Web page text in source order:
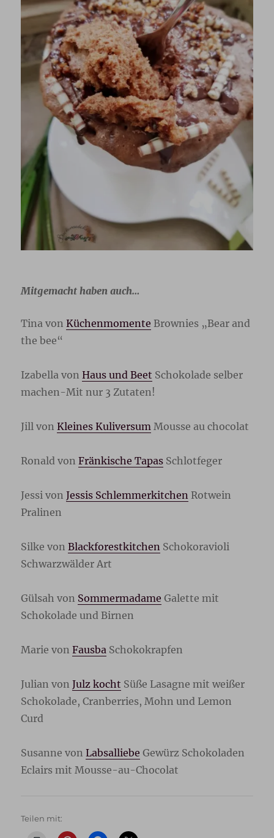
Mitgemacht haben auch…
Tina vonKüchenmomente Brownies „Bear and
the bee“
Izabella von Haus und Beet Schokolade selber
machen-Mit nur 3 Zutaten!
Jill vonKleines Kuliversum Mousse au chocolat
Ronald vonFränkische Tapas Schlotfeger
Jessi vonJessis Schlemmerkitchen Rotwein
Pralinen
Silke vonBlackforestkitchen Schokoravioli
Schwarzwälder Art
Gülsah von Sommermadame Galette mit
Schokolade und Birnen
Marie vonFausba Schokokrapfen
Julian vonJulz kocht Süße Lasagne mit weißer
Schokolade, Cranberries, Mohn und Lemon
Curd
Susanne vonLabsalliebe Gewürz Schokoladen
Eclairs mit Mousse-au-Chocolat
Teilen mit: